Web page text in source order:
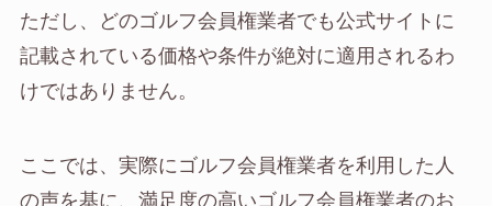
ただし、どのゴルフ会員権業者でも公式サイトに
記載されている価格や条件が絶対に適用されるわ
けではありません。
ここでは、実際にゴルフ会員権業者を利用した人
の声を基に、満足度の高いゴルフ会員権業者のお